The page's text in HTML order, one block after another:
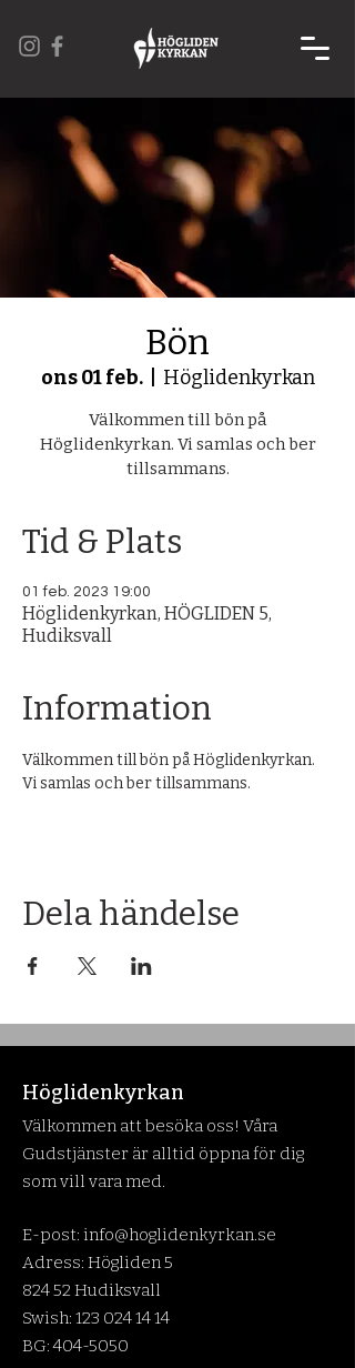
Bön
ons 01 feb.
  |
Höglidenkyrkan
Välkommen till bön på
Höglidenkyrkan. Vi samlas och ber
tillsammans.
Tid & Plats
01 feb. 2023 19:00
Höglidenkyrkan, HÖGLIDEN 5,
Hudiksvall
Information
Välkommen till bön på Höglidenkyrkan.
Vi samlas och ber tillsammans.
Dela händelse
Höglidenkyrkan
Välkommen att besöka oss! Våra
Gudstjänster är alltid öppna för dig
som vill vara med.
E-post: info@hoglidenkyrkan.se
Adress: Högliden 5
824 52 Hudiksvall
Swish: 123 024 14 14
BG:404-5050